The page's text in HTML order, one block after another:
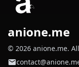
anione.me
© 2026 anione.me.